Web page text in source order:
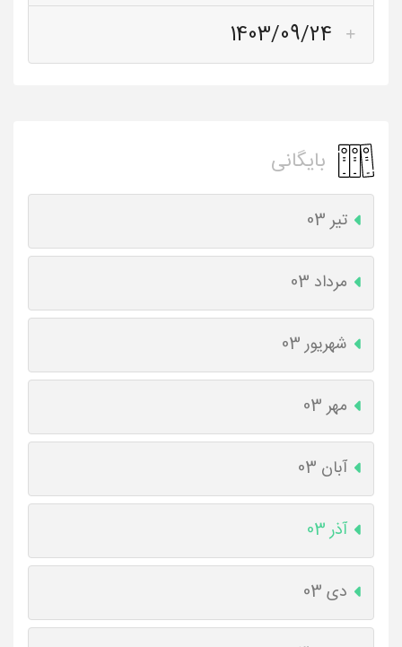
1403/09/24
بایگانی
تیر 03
مرداد 03
شهریور 03
مهر 03
آبان 03
آذر 03
دی 03